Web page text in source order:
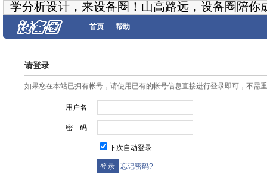
学分析设计，来设备圈！山高路远，设备圈陪你
首页 帮助
请登录
如果您在本站已拥有帐号，请使用已有的帐号信息直接进行登录即可，不需
用户名
密 码
下次自动登录
忘记密码?